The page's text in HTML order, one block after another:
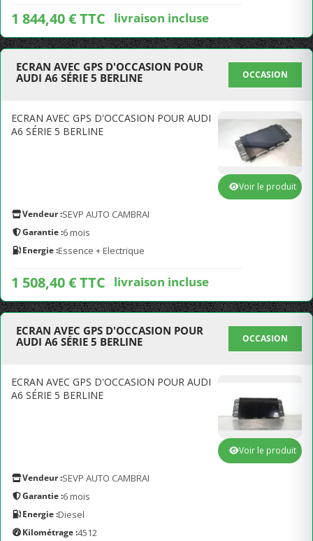
1 844,40 € TTC livraison incluse
ECRAN AVEC GPS D'OCCASION POUR
AUDI A6 SÉRIE 5 BERLINE
OCCASION
ECRAN AVEC GPS D'OCCASION POUR AUDI
A6 SÉRIE 5 BERLINE
Vendeur :SEVP AUTO CAMBRAI
Garantie :6 mois
Energie :Essence + Electrique
1 508,40 € TTC livraison incluse
Voir le produit
ECRAN AVEC GPS D'OCCASION POUR
AUDI A6 SÉRIE 5 BERLINE
OCCASION
ECRAN AVEC GPS D'OCCASION POUR AUDI
A6 SÉRIE 5 BERLINE
Vendeur :SEVP AUTO CAMBRAI
Garantie :6 mois
Energie :Diesel
Kilométrage :4512
Voir le produit